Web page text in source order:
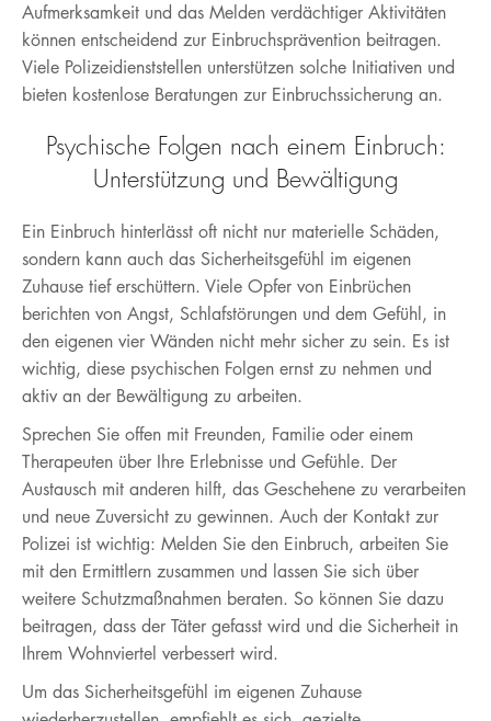
Aufmerksamkeit und das Melden verdächtiger Aktivitäten
können entscheidend zur Einbruchsprävention beitragen.
Viele Polizeidienststellen unterstützen solche Initiativen und
bieten kostenlose Beratungen zur Einbruchssicherung an.
Psychische Folgen nach einem Einbruch:
Unterstützung und Bewältigung
Ein Einbruch hinterlässt oft nicht nur materielle Schäden,
sondern kann auch das Sicherheitsgefühl im eigenen
Zuhause tief erschüttern. Viele Opfer von Einbrüchen
berichten von Angst, Schlafstörungen und dem Gefühl, in
den eigenen vier Wänden nicht mehr sicher zu sein. Es ist
wichtig, diese psychischen Folgen ernst zu nehmen und
aktiv an der Bewältigung zu arbeiten.
Sprechen Sie offen mit Freunden, Familie oder einem
Therapeuten über Ihre Erlebnisse und Gefühle. Der
Austausch mit anderen hilft, das Geschehene zu verarbeiten
und neue Zuversicht zu gewinnen. Auch der Kontakt zur
Polizei ist wichtig: Melden Sie den Einbruch, arbeiten Sie
mit den Ermittlern zusammen und lassen Sie sich über
weitere Schutzmaßnahmen beraten. So können Sie dazu
beitragen, dass der Täter gefasst wird und die Sicherheit in
Ihrem Wohnviertel verbessert wird.
Um das Sicherheitsgefühl im eigenen Zuhause